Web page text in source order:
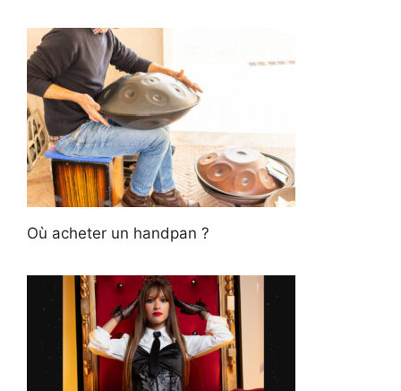
Où acheter un handpan ?